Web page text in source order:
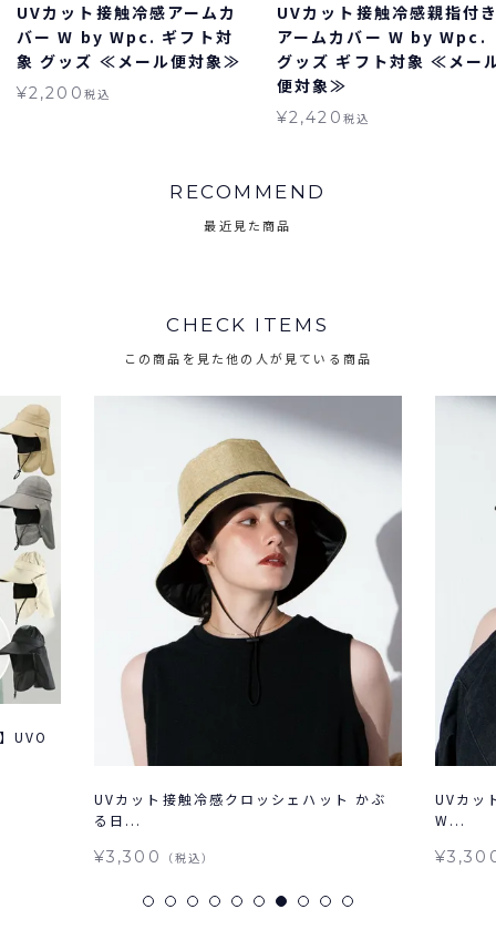
UVカット接触冷感アームカ
バー W by Wpc. ギフト対
象 グッズ ≪メール便対象≫
¥2,200 税込
UVカット接触冷感親指付
アームカバー W by Wpc.
グッズ ギフト対象 ≪メー
便対象≫
¥2,420 税込
RECOMMEND
最近見た商品
CHECK ITEMS
この商品を見た他の人が見ている商品
UVO
UVカット接触冷感クロッシェハット かぶ
る日...
¥3,300 （税込）
UVカッ
W...